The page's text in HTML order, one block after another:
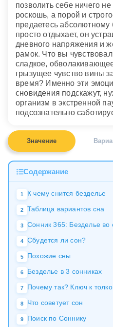
позволить себе ничего
роскошь, а порой и
предаетесь
просто отдыхает, он
дневного напряжения и
рамок. Что вы
сладкое,
грызущее чувство вины
время? Именно эти
сновидения подскажут,
организм в экстренной
подсознательно
Значение
Содержание
1 К чему снится безделье
2 Таблица вариантов сна
3 Сонник 365: Безделье во
4 Сбудется ли сон?
5 Похожие сны
6 Безделье в 3 сонниках
7 Почему так? Ключ к
8 Что советует сон
9 Поиск по Соннику